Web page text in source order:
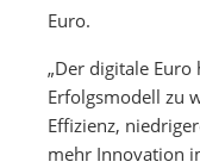
Euro.
„Der digitale Euro
Erfolgsmodell zu
Effizienz,
mehr Innovation